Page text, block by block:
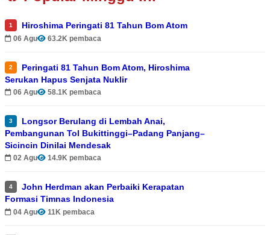
1 Hiroshima Peringati 81 Tahun Bom Atom
06 Agu 63.2K pembaca
2
Peringati 81 Tahun Bom Atom, Hiroshima
Serukan Hapus Senjata Nuklir
06 Agu 58.1K pembaca
3
Longsor Berulang di Lembah Anai,
Pembangunan Tol Bukittinggi–Padang Panjang–
Sicincin Dinilai Mendesak
02 Agu 14.9K pembaca
4
John Herdman akan Perbaiki Kerapatan
Formasi Timnas Indonesia
04 Agu 11K pembaca